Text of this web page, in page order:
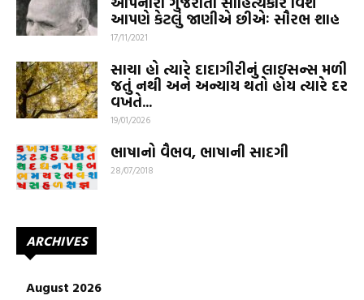
આપણે કેટલું જાણીએ છીએઃ સૌરભ શાહ
17/11/2021
સાચા હો ત્યારે દાદાગીરીનું લાઇસન્સ મળી
જતું નથી અને અન્યાય થતો હોય ત્યારે દર
વખતે...
19/01/2026
ભાષાનો વૈભવ, ભાષાની સાદગી
28/07/2018
ARCHIVES
August 2026